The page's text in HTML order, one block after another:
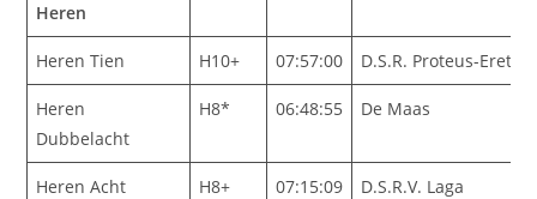
Heren
Heren Tien H10+ 07:57:00 D.S.R. Proteus-Eretes
Heren
Dubbelacht
H8* 06:48:55 De Maas
Heren Acht H8+ 07:15:09 D.S.R.V. Laga